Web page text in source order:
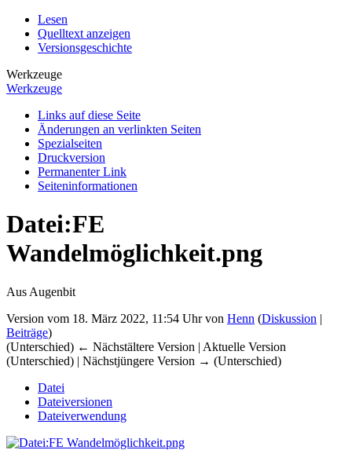
Lesen
Quelltext anzeigen
Versionsgeschichte
Werkzeuge
Werkzeuge
Links auf diese Seite
Änderungen an verlinkten Seiten
Spezialseiten
Druckversion
Permanenter Link
Seiten­­informationen
Datei:FE
Wandelmöglichkeit.png
Aus Augenbit
Version vom 18. März 2022, 11:54 Uhr von Henn (Diskussion |
Beiträge)
(Unterschied) ← Nächstältere Version | Aktuelle Version
(Unterschied) | Nächstjüngere Version → (Unterschied)
Datei
Dateiversionen
Dateiverwendung